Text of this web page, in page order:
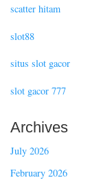
scatter hitam
slot88
situs slot gacor
slot gacor 777
Archives
July 2026
February 2026